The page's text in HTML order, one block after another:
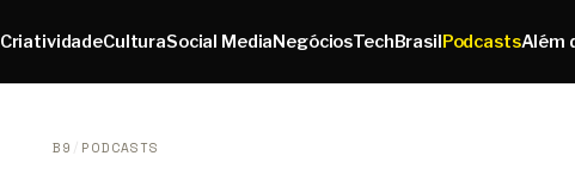
CriatividadeCulturaSocial MediaNegóciosTechBrasilPodcastsAlém
B9 / PODCASTS